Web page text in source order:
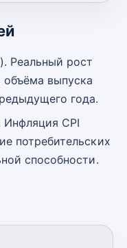
Реальный рост
выпуска
года.
CPI
потребительских
способности.